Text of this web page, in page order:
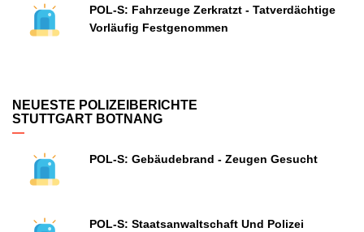
POL-S: Fahrzeuge Zerkratzt - Tatverdächtige
Vorläufig Festgenommen
NEUESTE POLIZEIBERICHTE
STUTTGART BOTNANG
POL-S: Gebäudebrand - Zeugen Gesucht
POL-S: Staatsanwaltschaft Und Polizei